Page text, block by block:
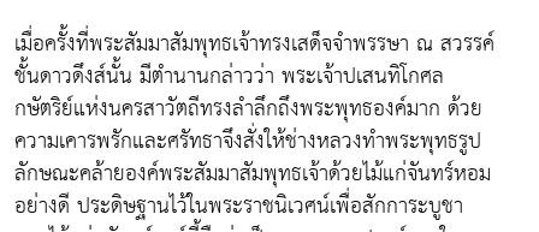
เมื่อครั้งที่พระสัมมาสัมพุทธเจ้าทรงเสด็จจำพรรษา ณ สวรรค์
ชั้นดาวดึงส์นั้น มีตำนานกล่าวว่า พระเจ้าปเสนทิโกศล
กษัตริย์แห่งนครสาวัตถีทรงลำลึกถึงพระพุทธองค์มาก ด้วย
ความเคารพรักและศรัทธาจึงสั่งให้ช่างหลวงทำพระพุทธรูป
ลักษณะคล้ายองค์พระสัมมาสัมพุทธเจ้าด้วยไม้แก่จันทร์หอม
อย่างดี ประดิษฐานไว้ในพระราชนิเวศน์เพื่อสักการะบูชา